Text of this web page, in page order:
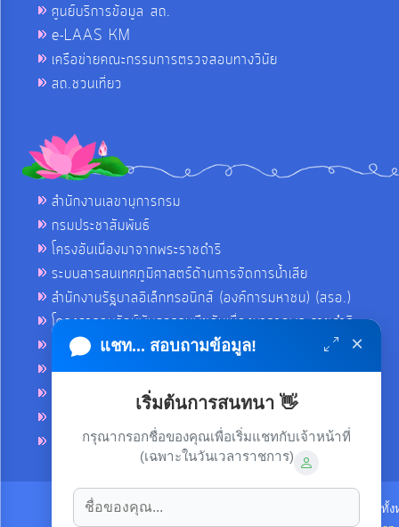
ศูนย์บริการข้อมูล สถ.
e-LAAS KM
เครือข่ายคณะกรรมการตรวจสอบทางวินัย
สถ.ชวนเที่ยว
สำนักงานเลขานุการกรม
กรมประชาสัมพันธ์
โครงอันเนื่องมาจากพระราชดำริ
ระบบสารสนเทศภูมิศาสตร์ด้านการจัดการน้ำเสีย
สำนักงานรัฐบาลอิเล็กทรอนิกส์ (องค์การมหาชน) (สรอ.)
โครงการอนุรักษ์พันธุกรรมพืชอันเนื่องมาจากพระราชดำริ
คลังข่าวมหาไทย
คู่มือตาม พ.ร.บ.อำนวยความสดวกฯ
ฐานข้อมูลหน่วยงานภาครัฐ (INFO)
ศูนย์อำนวยการบริหารจังหวัดชายแดนภาคใต้ ศอ.บต.
ลิขสิทธิ์ © 2021-2022 เทศบาลตำบลขามใหญ่ ขอสงวนไว้ซึ่งสิทธิทั้
แชท... สอบถามข้อมูล! ×
เริ่มต้นการสนทนา 👋
กรุณากรอกชื่อของคุณเพื่อเริ่มแชทกับเจ้าหน้าที่
(เฉพาะในวันเวลาราชการ)